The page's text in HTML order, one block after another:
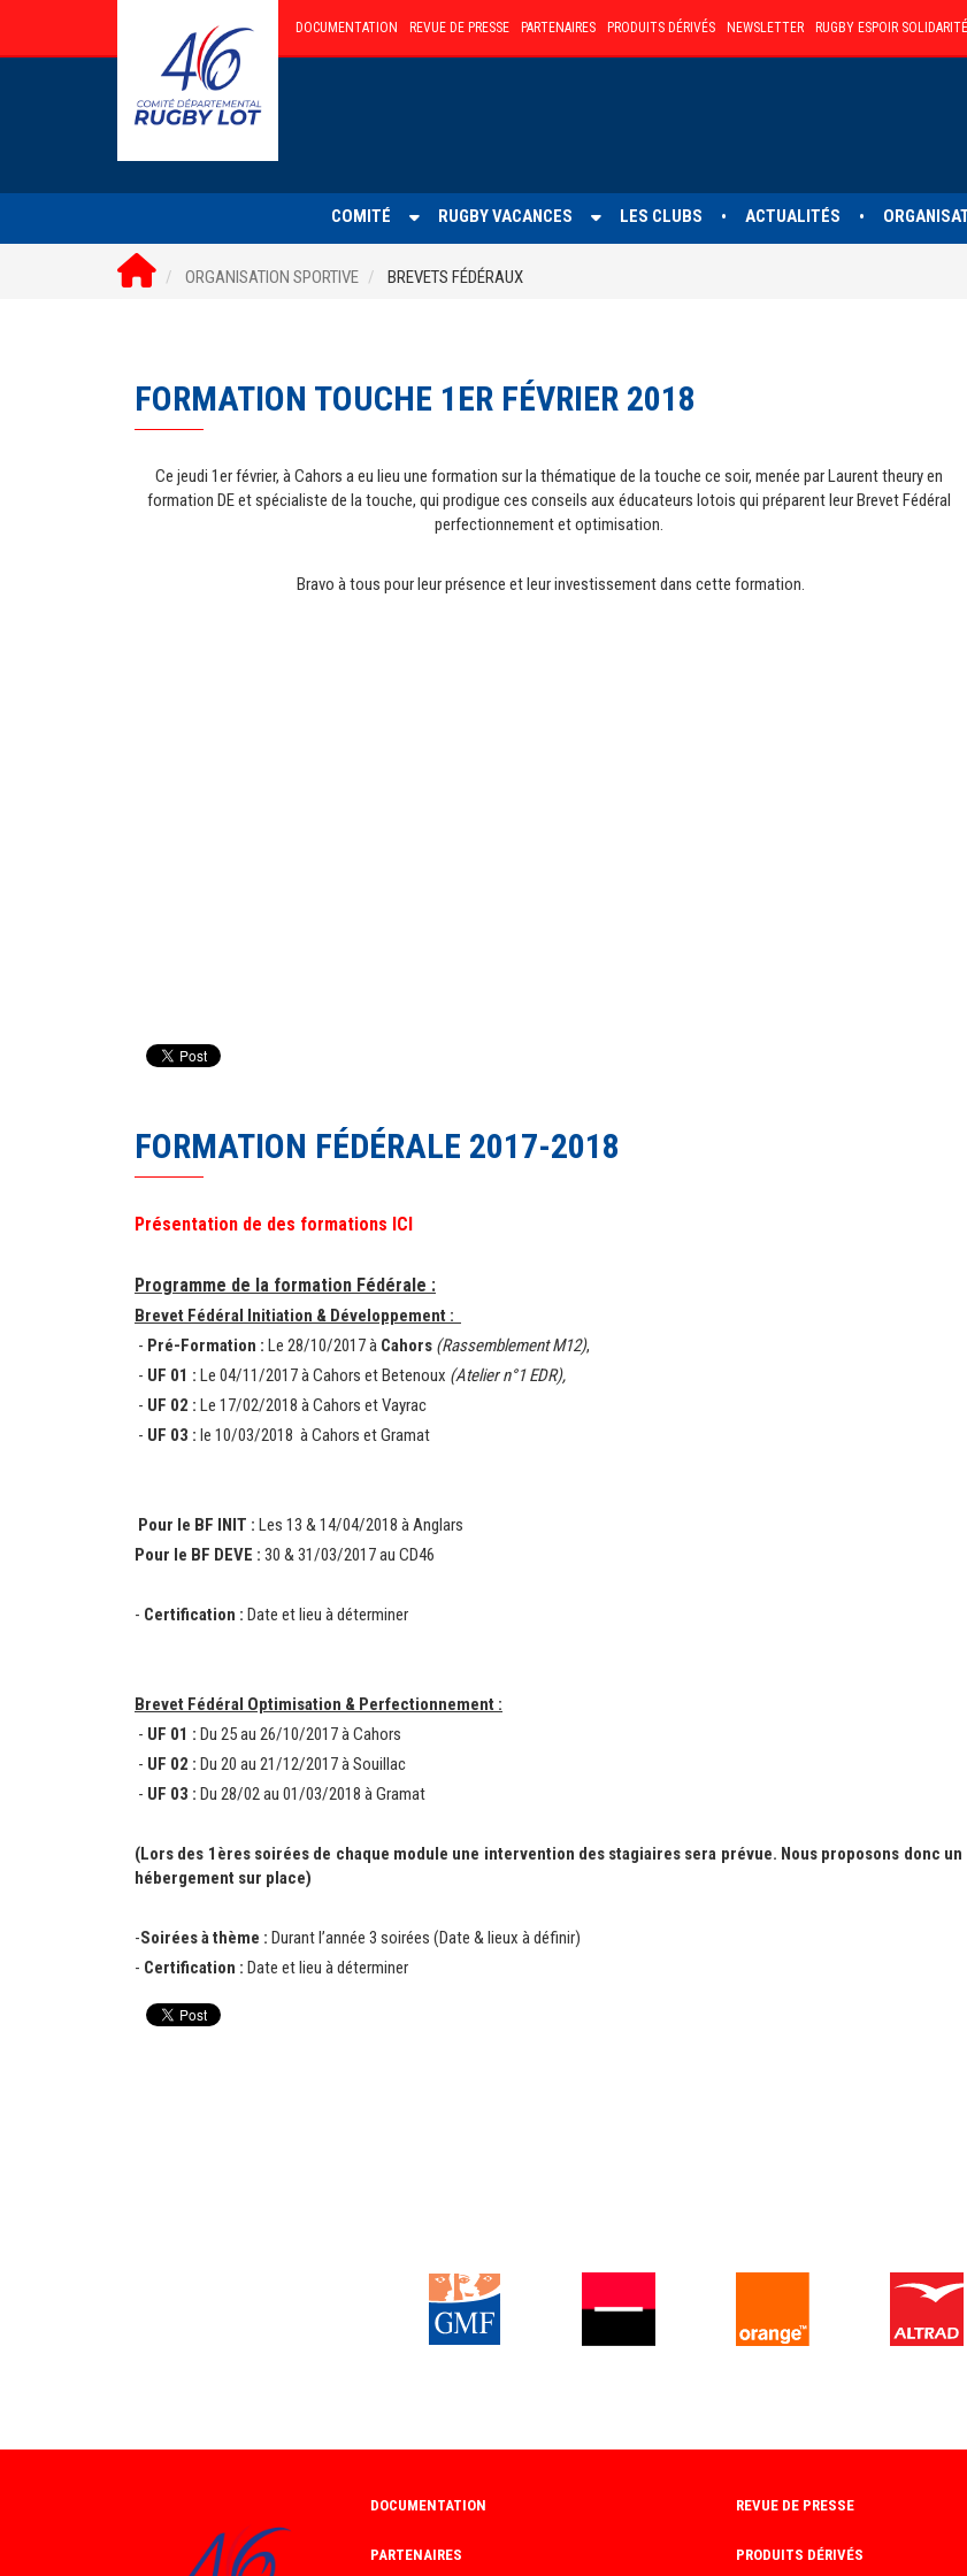
DOCUMENTATION REVUE DE PRESSE PARTENAIRES PRODUITS DÉRIVÉS NEWSLETTER RUGBY ESPOIR
COMITÉ RUGBY VACANCES LES CLUBS • ACTUALITÉS •
ORGANISATION SPORTIVE BREVETS FÉDÉRAUX
FORMATION TOUCHE 1ER FÉVRIER 2018
Ce jeudi 1er février, à Cahors a eu lieu une formation sur la thématique de la touche ce soir, menée par Laurent theury en
formation DE et spécialiste de la touche, qui prodigue ces conseils aux éducateurs lotois qui préparent leur Brevet Fédéral
perfectionnement et optimisation.
Bravo à tous pour leur présence et leur investissement dans cette formation.
FORMATION FÉDÉRALE 2017-2018
Présentation de des formations ICI
Programme de la formation Fédérale :
Brevet Fédéral Initiation & Développement :
- Pré-Formation : Le 28/10/2017 à Cahors (Rassemblement M12),
- UF 01 : Le 04/11/2017 à Cahors et Betenoux (Atelier n°1 EDR),
- UF 02 : Le 17/02/2018 à Cahors et Vayrac
- UF 03 : le 10/03/2018 à Cahors et Gramat
Pour le BF INIT : Les 13 & 14/04/2018 à Anglars
Pour le BF DEVE : 30 & 31/03/2017 au CD46
- Certification : Date et lieu à déterminer
Brevet Fédéral Optimisation & Perfectionnement :
- UF 01 : Du 25 au 26/10/2017 à Cahors
- UF 02 : Du 20 au 21/12/2017 à Souillac
- UF 03 : Du 28/02 au 01/03/2018 à Gramat
(Lors des 1 ères soirées de chaque module une intervention des stagiaires sera prévue. Nous proposons donc un
hébergement sur place)
-Soirées à thème : Durant l’année 3 soirées (Date & lieux à définir)
- Certification : Date et lieu à déterminer
AUSSI AU COMITE DEPARTEMENTAL DE
RUGBY FILLES SOUILLAC
comitÃ© departemental de rugby du lot Ã souillac
PERFECTIONNEMENT RUGBY
perfectionnement au rugby tout en profitant pleinement de
accompagnement dâ€™Ã©ducateurs diplÃ´mÃ©s dâ€™Etat
DOCUMENTATION REVUE DE PRESSE
PARTENAIRES PRODUITS DÉRIVÉS